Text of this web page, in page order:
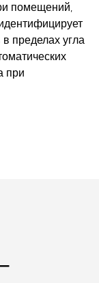
помещений,
пределах угла
при